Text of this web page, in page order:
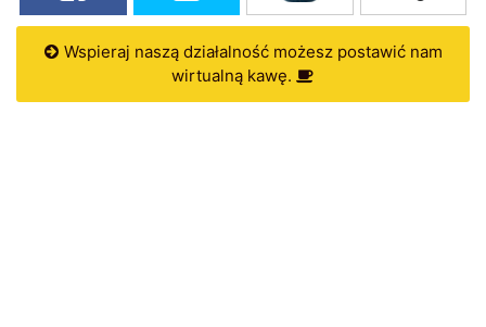
Wspieraj naszą działalność możesz postawić nam
wirtualną kawę.